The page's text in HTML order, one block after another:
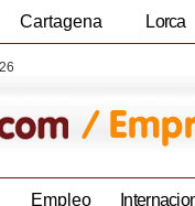
Cartagena Lorca
Empleo